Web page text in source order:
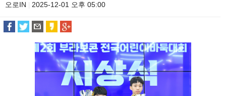
오로IN
2025-12-01 오후 05:00